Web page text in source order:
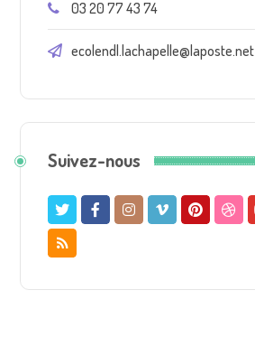
03 20 77 43 74
ecolendl.lachapelle@laposte.net
Suivez-nous